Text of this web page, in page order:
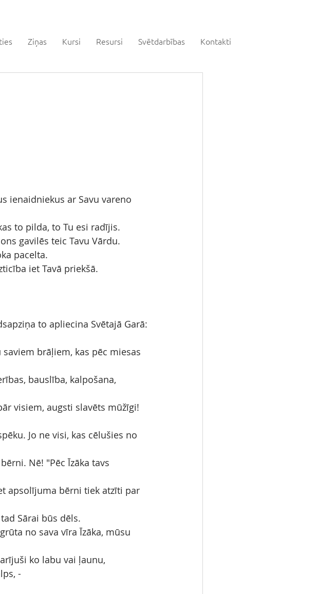
Ziņas Kursi Resursi Svētdarbības Kontakti
ienaidniekus ar Savu vareno
to pilda, to Tu esi radījis.
gavilēs teic Tavu Vārdu.
pacelta.
iet Tavā priekšā.
to apliecina Svētajā Garā:
brāļiem, kas pēc miesas
bauslība, kalpošana,
visiem, augsti slavēts mūžīgi!
Jo ne visi, kas cēlušies no
Nē! "Pēc Īzāka tavs
apsolījuma bērni tiek atzīti par
Sārai būs dēls.
no sava vīra Īzāka, mūsu
ko labu vai ļaunu,
-